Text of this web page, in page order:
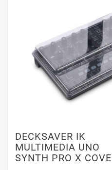
DECKSAVER IK
MULTIMEDIA UNO
SYNTH PRO X